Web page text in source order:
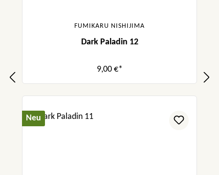
FUMIKARU NISHIJIMA
Dark Paladin 12
9,00 €*
Neu